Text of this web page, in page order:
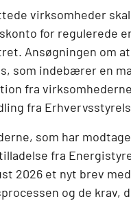
virksomheder
for regulerede
Ansøgningen om
som indebærer en
fra
fra
som har
fra
2026 et nyt brev
og de krav,